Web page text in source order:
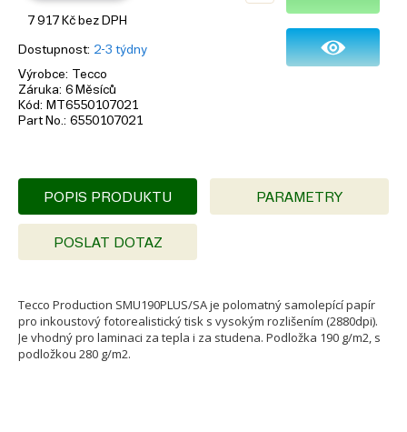
7 917 Kč bez DPH
Dostupnost 2-3 týdny
Výrobce Tecco
Záruka 6 Měsíců
Kód
MT6550107021
Part No. 6550107021
POPIS PRODUKTU PARAMETRY
POSLAT DOTAZ
Tecco Production SMU190PLUS/SA je polomatný samolepící papír
pro inkoustový fotorealistický tisk s vysokým rozlišením (2880dpi).
Je vhodný pro laminaci za tepla i za studena. Podložka 190 g/m2, s
podložkou 280 g/m2.